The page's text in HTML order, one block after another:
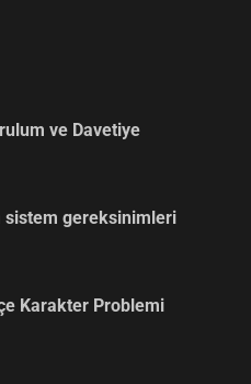
ve Davetiye
sistem gereksinimleri
Karakter Problemi